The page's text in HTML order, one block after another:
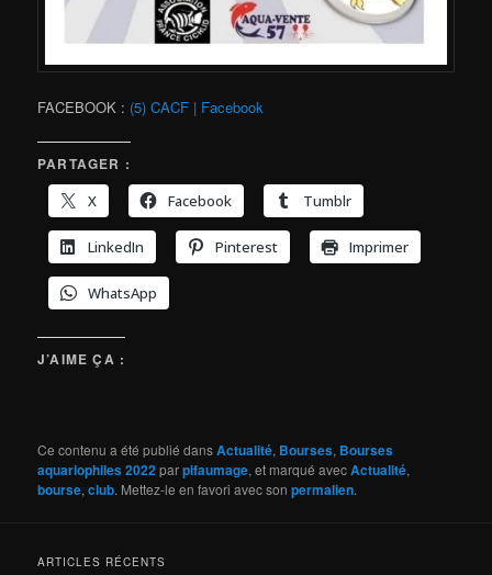
FACEBOOK : (5) CACF | Facebook
PARTAGER :
X
Facebook Tumblr
LinkedIn Pinterest Imprimer
WhatsApp
J’AIME ÇA :
Ce contenu a été publié dansActualité, Bourses, Bourses
aquariophiles 2022parpifaumage, et marqué avecActualité,
bourse,club. Mettez-le en favori avec sonpermalien.
ARTICLES RÉCENTS